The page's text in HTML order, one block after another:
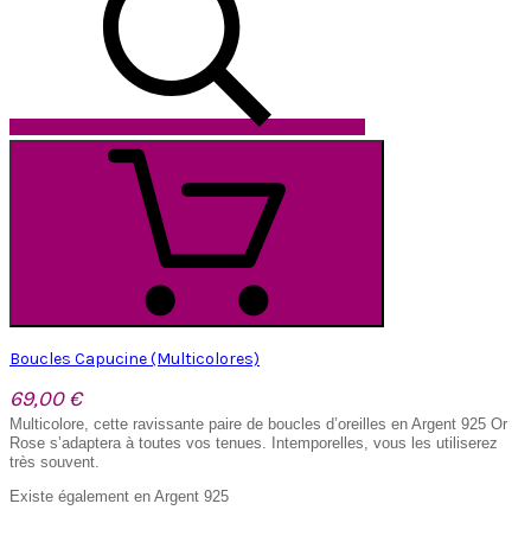
Boucles Capucine (Multicolores)
69,00 €
Multicolore, cette ravissante paire de boucles d’oreilles en Argent 925 Or
Rose s’adaptera à toutes vos tenues. Intemporelles, vous les utiliserez
très souvent.
Existe également en Argent 925